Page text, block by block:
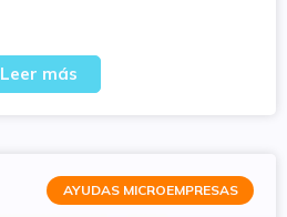
Leer más
AYUDAS MICROEMPRESAS